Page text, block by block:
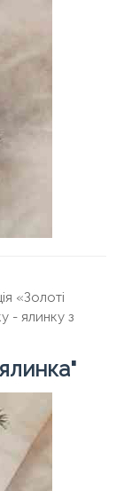
«Золоті
- ялинку з